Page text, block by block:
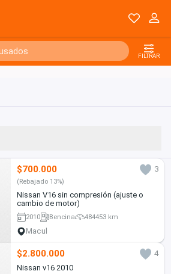
FILTRAR
$700.000 3
(Rebajado 13%)
Nissan V16 sin compresión (ajuste o
cambio de motor)
2010 Bencina 484453 km
Macul
$2.800.000
4
Nissan v16 2010